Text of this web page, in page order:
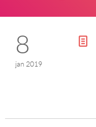
8
jan 2019
g